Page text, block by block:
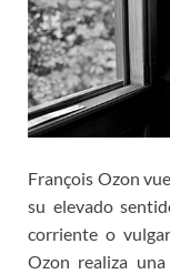
o
o
k
e
r
n
François Ozon
su elevado
corriente o
Ozon realiza